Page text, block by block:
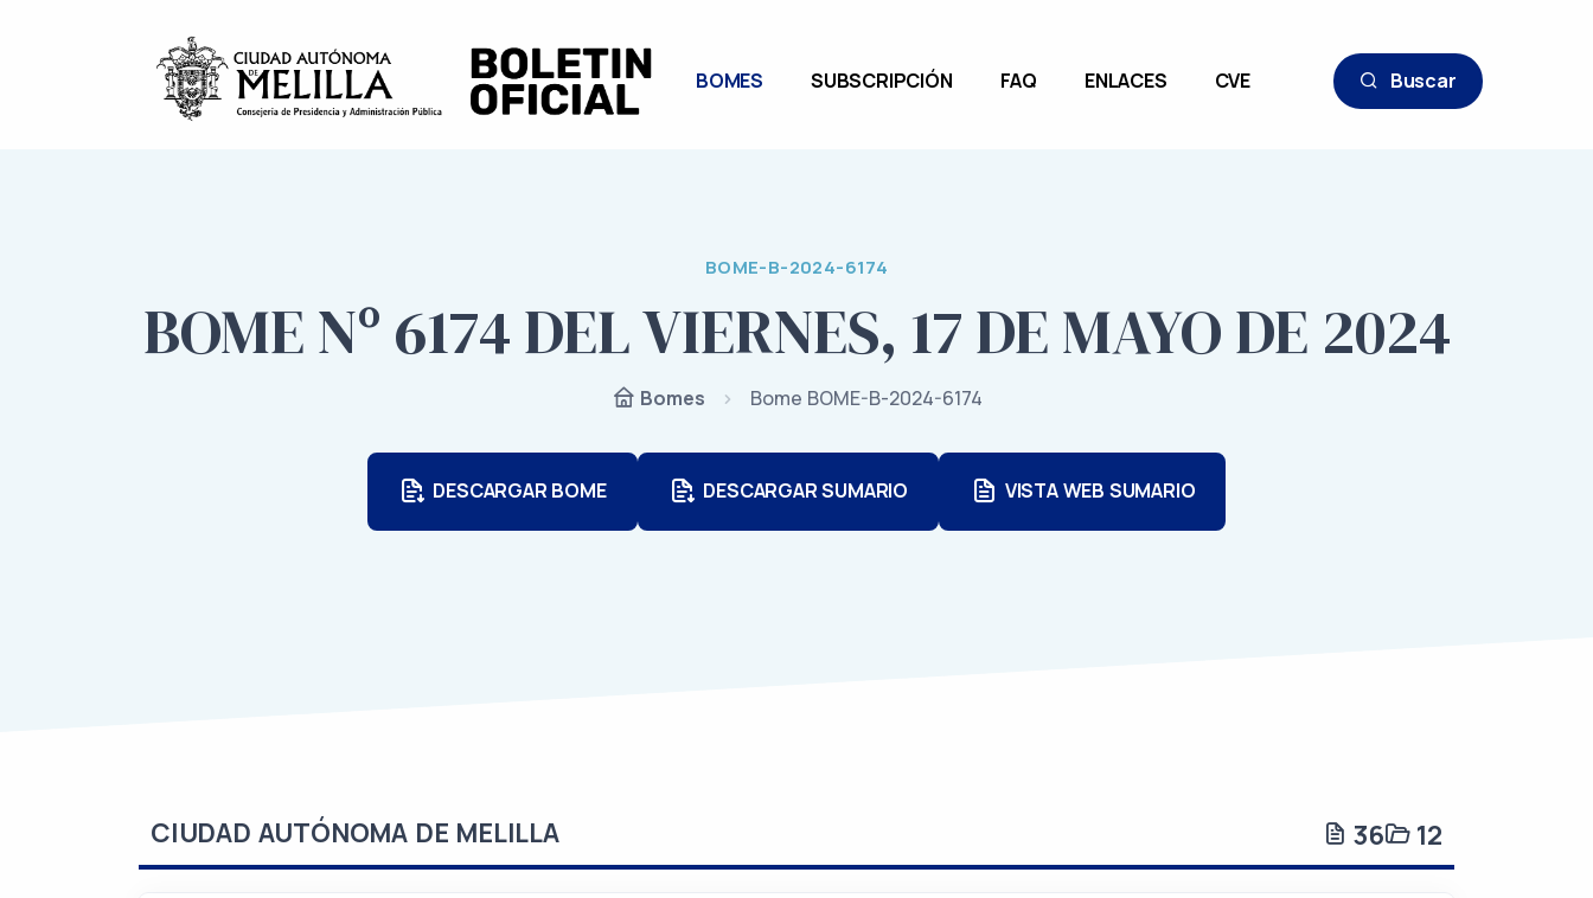
BOMES SUBSCRIPCIÓN FAQ ENLACES CVE Buscar
BOME-B-2024-6174
BOME Nº 6174 DEL VIERNES, 17 DE MAYO DE 2024
Bomes Bome BOME-B-2024-6174
DESCARGAR BOME DESCARGAR SUMARIO VISTA WEB SUMARIO
CIUDAD AUTÓNOMA DE MELILLA 36 12